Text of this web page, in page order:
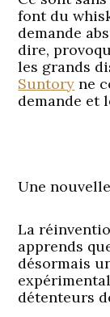
font du
demande
dire,
les grands
Suntory ne
demande et
Une
La
apprends
désormais
détenteurs